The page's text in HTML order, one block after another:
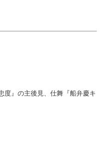
度』の主後見、仕舞『船弁慶キ